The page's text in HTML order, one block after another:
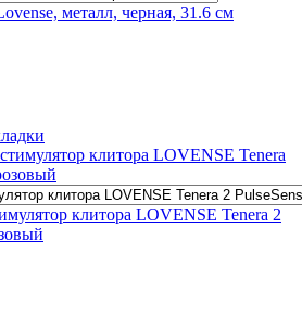
металл, черная, 31.6 см
клитора LOVENSE Tenera 2